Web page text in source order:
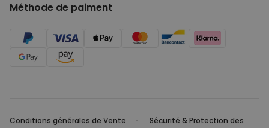
Méthode de paiment
Conditions générales de Vente
Sécurité & Protection des